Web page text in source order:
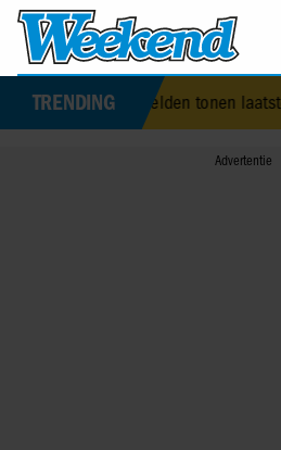
TRENDING
beelden tonen laatste uren van